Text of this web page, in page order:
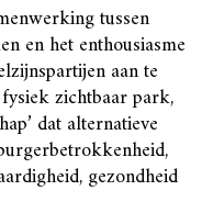
tussen
en het enthousiasme
aan te
zichtbaar park,
dat alternatieve
gezondheid